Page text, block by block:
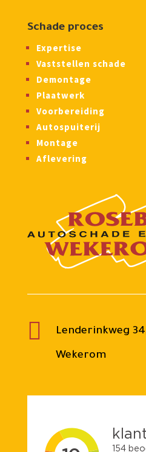
Schade proces
Expertise
Vaststellen schade
Demontage
Plaatwerk
Voorbereiding
Autospuiterij
Montage
Aflevering

Lenderinkweg
Wekerom